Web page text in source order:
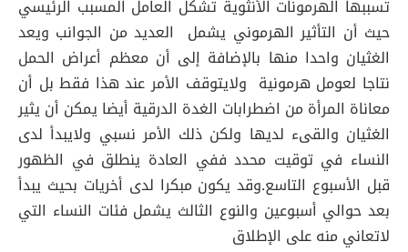
تسببها الهرمونات الأنثوية تشكل العامل المسبب الرئيسي
حيث أن التأثير الهرموني يشمل العديد من الجوانب ويعد
الغثيان واحدا منها بالإضافة إلى أن معظم أعراض الحمل
نتاجا لعومل هرمونية ولايتوقف الأمر عند هذا فقط بل أن
معاناة المرأة من اضطرابات الغدة الدرقية أيضا يمكن أن يثير
الغثيان والقىء لديها ولكن ذلك الأمر نسبي ولايبدأ لدى
النساء في توقيت محدد ففي العادة ينطلق في الظهور
قبل الأسبوع التاسع.وقد يكون مبكرا لدى أخريات بحيث يبدأ
بعد حوالي أسبوعين والنوع الثالث يشمل فئات النساء التي
لاتعاني منه على الإطلاق